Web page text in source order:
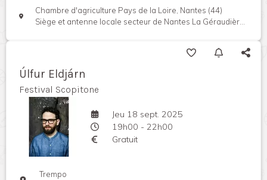
Chambre d'agriculture Pays de la Loire, Nantes (44)
Siège et antenne locale secteur de Nantes La Géraudière, Rue Pierre Adolphe Bobierre, 44939 Nantes cedex, France
Úlfur Eldjárn
Festival Scopitone
Jeu 18 sept. 2025
19h00 - 22h00
Gratuit
Trempo